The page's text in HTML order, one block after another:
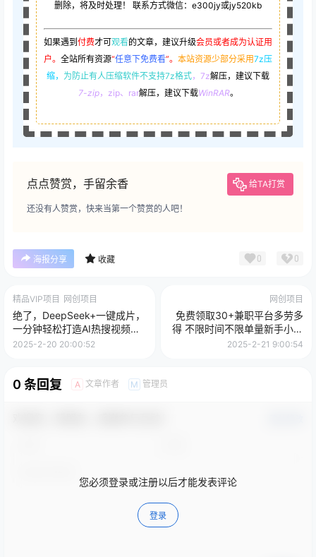
删除，将及时处理！ 联系方式微信：e300jy或jy520kb
如果遇到 付费才可观看的文章，建议升级会员或者成为认证用
户。 全站所有资源“任意下免费看”。 本站资源少部分采用7z压
缩， 为防止有人压缩软件不支持7z格式，7z解压，建议下载
7-zip，zip、rar解压，建议下载WinRAR。
点点赞赏，手留余香 给TA打赏
还没有人赞赏，快来当第一个赞赏的人吧！
海报分享 收藏 0 0
精品VIP项目 网创项目
绝了，DeepSeek+一键成片，
一分钟轻松打造AI热搜视频，
结合流量IP哪吒，轻松日入
2025-2-20 20:00:52
网创项目
免费领取30+兼职平台多劳多
得 不限时间不限单量新手小自
一天500+
2025-2-21 9:00:54
0 条回复 A 文章作者 M 管理员
您必须登录或注册以后才能发表评论
登录